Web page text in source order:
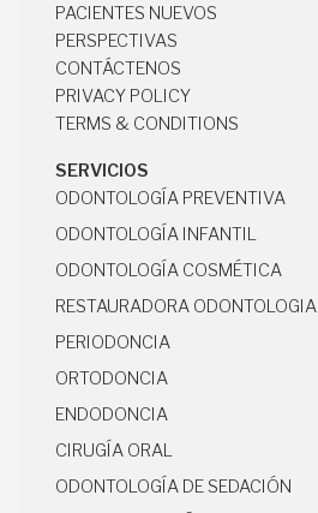
EMERGENCIAS
PACIENTES NUEVOS
PACIENTES NUEVOS
PERSPECTIVAS
PERSPECTIVAS
CONTÁCTENOS
CONTÁCTENOS
PRIVACY POLICY
PRIVACY POLICY
TERMS & CONDITIONS
SERVICIOS
ODONTOLOGÍA PREVENTIVA
ODONTOLOGÍA PREVENTIVA
ODONTOLOGÍA INFANTIL
ODONTOLOGÍA INFANTIL
ODONTOLOGÍA COSMÉTICA
ODONTOLOGÍA COSMÉTICA
RESTAURADORA ODONTOLOGIA
RESTAURADORA ODONTOLOGIA
PERIODONCIA
PERIODONCIA
ORTODONCIA
ORTODONCIA
ENDODONCIA
ENDODONCIA
CIRUGÍA ORAL
CIRUGÍA ORAL
ODONTOLOGÍA DE SEDACIÓN